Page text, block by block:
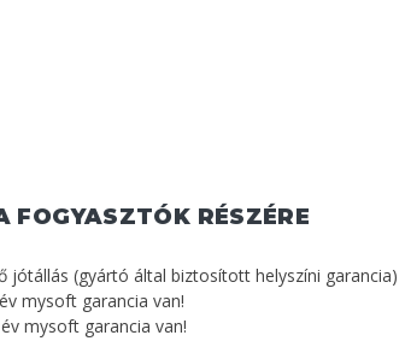
FOGYASZTÓK RÉSZÉRE
jótállás (gyártó által biztosított helyszíni garancia)
mysoft garancia van!
mysoft garancia van!